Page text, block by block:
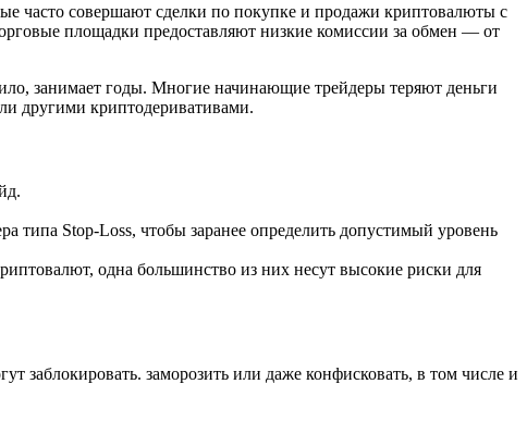
часто совершают сделки по покупке и продажи криптовалюты с
площадки предоставляют низкие комиссии за обмен — от
занимает годы. Многие начинающие трейдеры теряют деньги
другими криптодеривативами.
типа Stop-Loss, чтобы заранее определить допустимый уровень
одна большинство из них несут высокие риски для
заблокировать. заморозить или даже конфисковать, в том числе и